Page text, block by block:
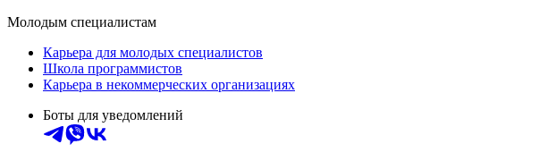
Молодым специалистам
Карьера для молодых специалистов
Школа программистов
Карьера в некоммерческих организациях
Боты для уведомлений